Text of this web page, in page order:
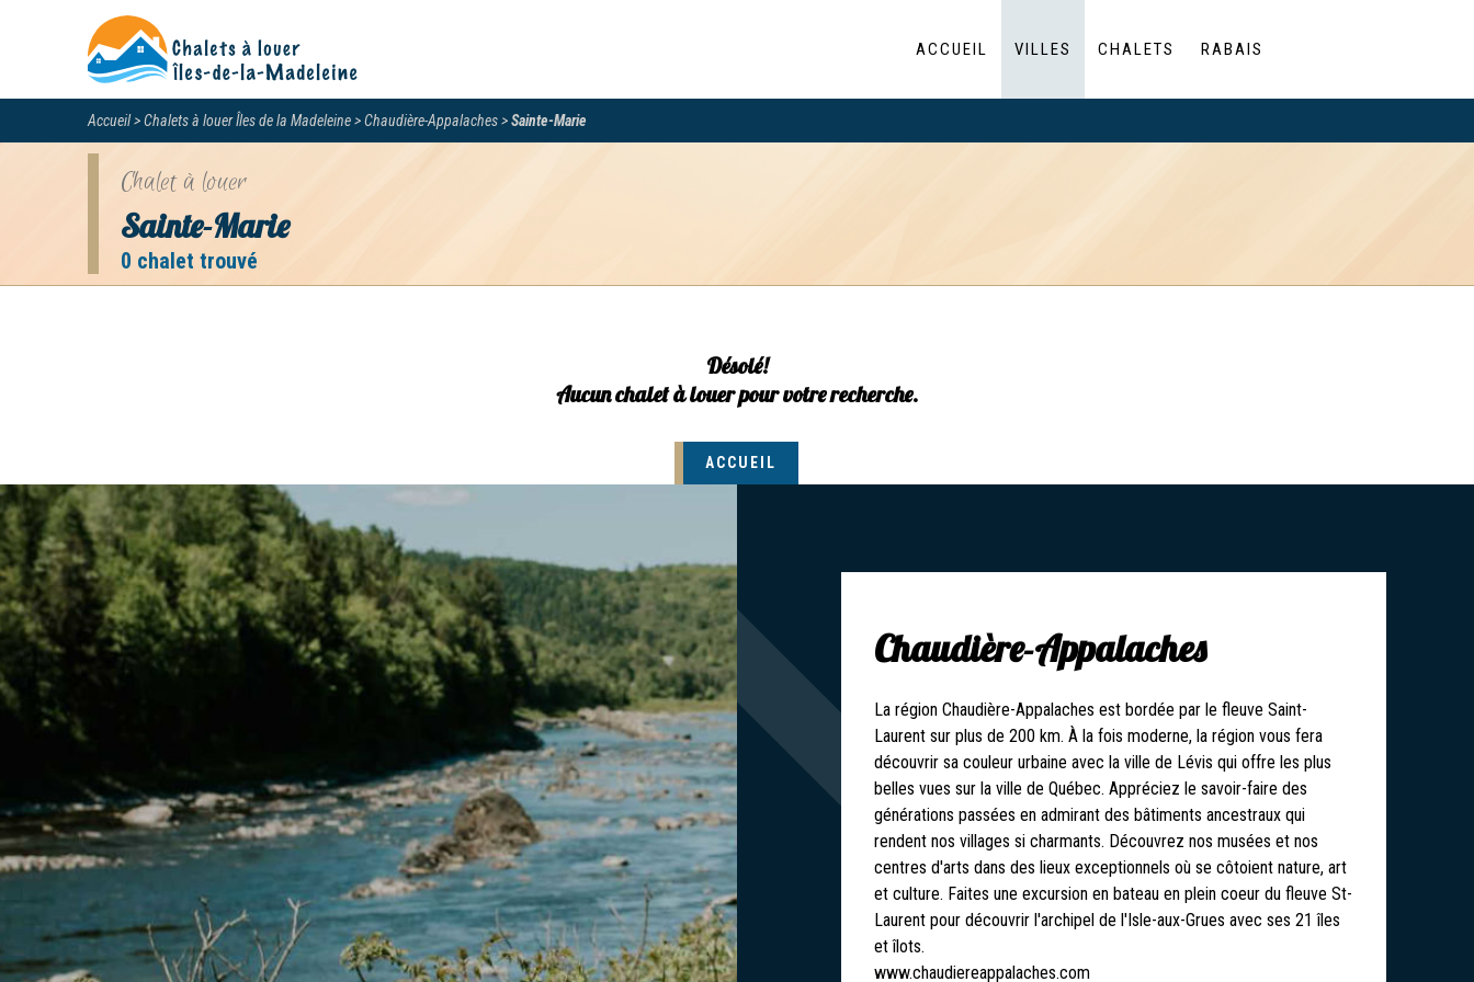
ACCUEIL VILLES CHALETS RABAIS
Accueil Chalets à louer Îles de la Madeleine Chaudière-Appalaches Sainte-Marie
Chalet à louer
Sainte-Marie
0 chalet trouvé
Désolé!
Aucun chalet à louer pour votre recherche.
ACCUEIL
Chaudière-Appalaches
La région Chaudière-Appalaches est bordée par le fleuve Saint-
Laurent sur plus de 200 km. À la fois moderne, la région vous fera
découvrir sa couleur urbaine avec la ville de Lévis qui offre les plus
belles vues sur la ville de Québec. Appréciez le savoir-faire des
générations passées en admirant des bâtiments ancestraux qui
rendent nos villages si charmants. Découvrez nos musées et nos
centres d'arts dans des lieux exceptionnels où se côtoient nature, art
et culture. Faites une excursion en bateau en plein coeur du fleuve St-
Laurent pour découvrir l'archipel de l'Isle-aux-Grues avec ses 21 îles
et îlots.
www.chaudiereappalaches.com